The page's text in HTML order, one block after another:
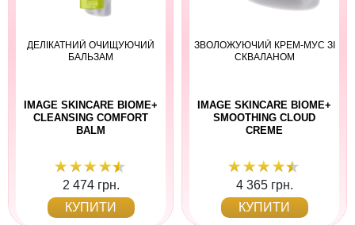
ДЕЛІКАТНИЙ ОЧИЩУЮЧИЙ
БАЛЬЗАМ
IMAGE SKINCARE BIOME+
CLEANSING COMFORT
BALM
2 474 грн.
КУПИТИ
ЗВОЛОЖУЮЧИЙ КРЕМ-МУС ЗІ
СКВАЛАНОМ
IMAGE SKINCARE BIOME+
SMOOTHING CLOUD
CREME
4 365 грн.
КУПИТИ